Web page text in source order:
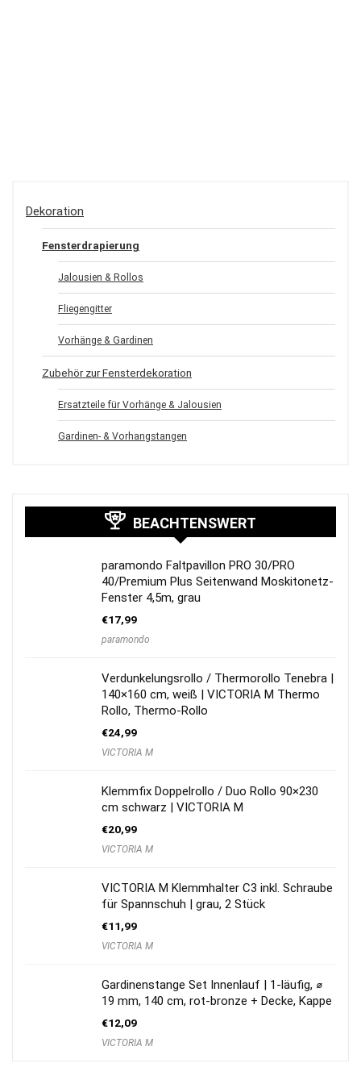
Dekoration
Fensterdrapierung
Jalousien & Rollos
Fliegengitter
Vorhänge & Gardinen
Zubehör zur Fensterdekoration
Ersatzteile für Vorhänge & Jalousien
Gardinen- & Vorhangstangen
BEACHTENSWERT
paramondo Faltpavillon PRO 30/PRO
40/Premium Plus Seitenwand Moskitonetz-
Fenster 4,5m, grau
€17,99
paramondo
Verdunkelungsrollo / Thermorollo Tenebra |
140×160 cm, weiß | VICTORIA M Thermo
Rollo, Thermo-Rollo
€24,99
VICTORIA M
Klemmfix Doppelrollo / Duo Rollo 90×230
cm schwarz | VICTORIA M
€20,99
VICTORIA M
VICTORIA M Klemmhalter C3 inkl. Schraube
für Spannschuh | grau, 2 Stück
€11,99
VICTORIA M
Gardinenstange Set Innenlauf | 1-läufig, ⌀
19 mm, 140 cm, rot-bronze + Decke, Kappe
€12,09
VICTORIA M